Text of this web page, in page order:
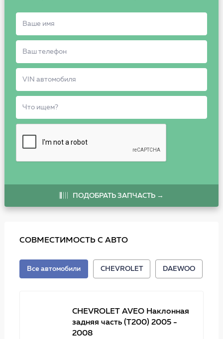
ПОДОБРАТЬ ЗАПЧАСТЬ →
СОВМЕСТИМОСТЬ С АВТО
Все автомобили CHEVROLET DAEWOO
CHEVROLET AVEO Наклонная
задняя часть (T200) 2005 -
2008